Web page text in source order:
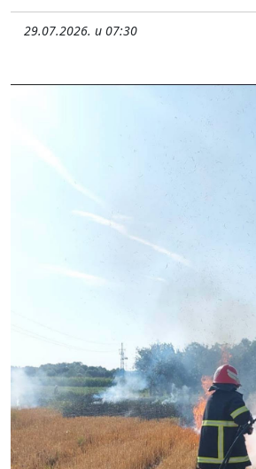
29.07.2026. u 07:30